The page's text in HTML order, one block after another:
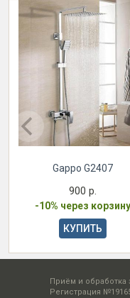
Gappo G2407
900 р.
-10% через корзину
КУПИТЬ
Приём и обработка
Регистрация